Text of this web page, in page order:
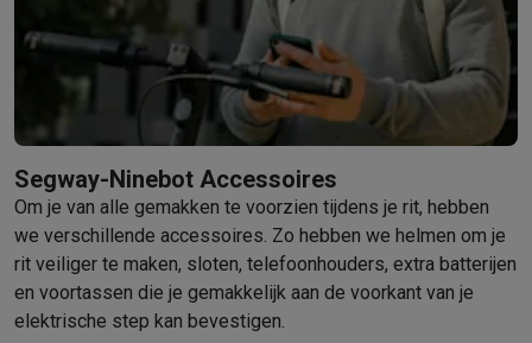
Segway-Ninebot Accessoires
Om je van alle gemakken te voorzien tijdens je rit, hebben
we verschillende accessoires. Zo hebben we helmen om je
rit veiliger te maken, sloten, telefoonhouders, extra batterijen
en voortassen die je gemakkelijk aan de voorkant van je
elektrische step kan bevestigen.